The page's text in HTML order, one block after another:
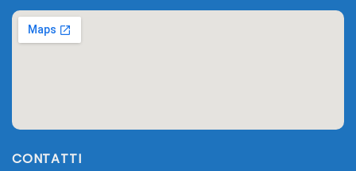
CONTATTI